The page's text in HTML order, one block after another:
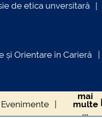
de etica unversitară
și Orientare în Carieră
Evenimente
mai
multe
...